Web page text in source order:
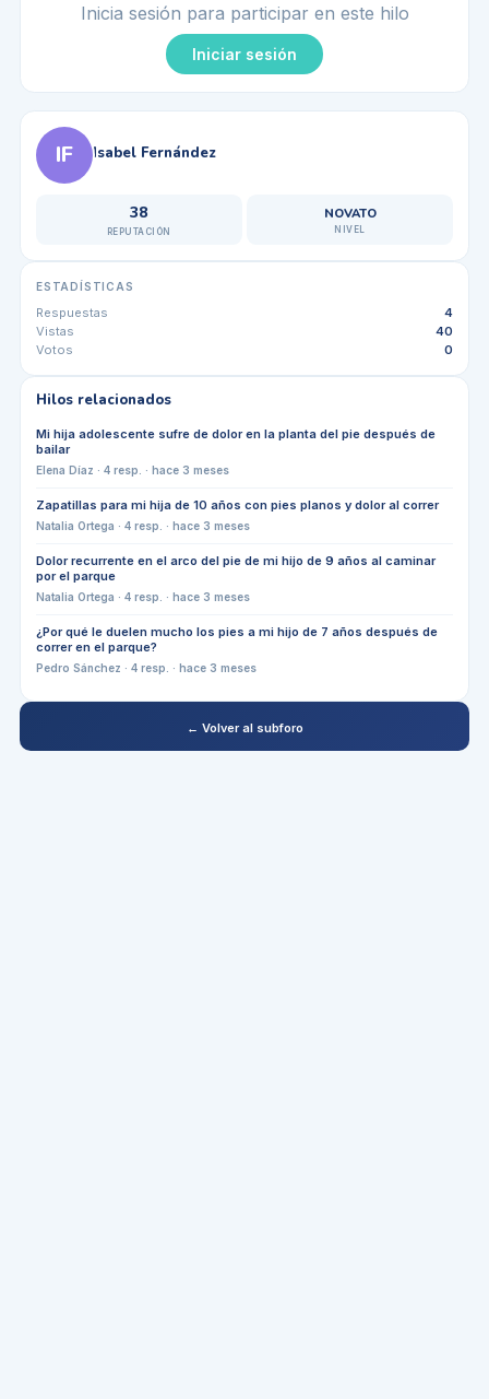
Inicia sesión para participar en este hilo
Iniciar sesión
IF Isabel Fernández
38
REPUTACIÓN
NOVATO
NIVEL
ESTADÍSTICAS
Respuestas
4
Vistas
40
Votos
0
Hilos relacionados
Mi hija adolescente sufre de dolor en la planta del pie después de
bailar
Elena Díaz · 4resp. · hace 3 meses
Zapatillas para mi hija de 10 años con pies planos y dolor al correr
Natalia Ortega · 4resp. · hace 3 meses
Dolor recurrente en el arco del pie de mi hijo de 9 años al caminar
por el parque
Natalia Ortega · 4resp. · hace 3 meses
¿Por qué le duelen mucho los pies a mi hijo de 7 años después de
correr en el parque?
Pedro Sánchez · 4resp. · hace 3 meses
← Volver al subforo